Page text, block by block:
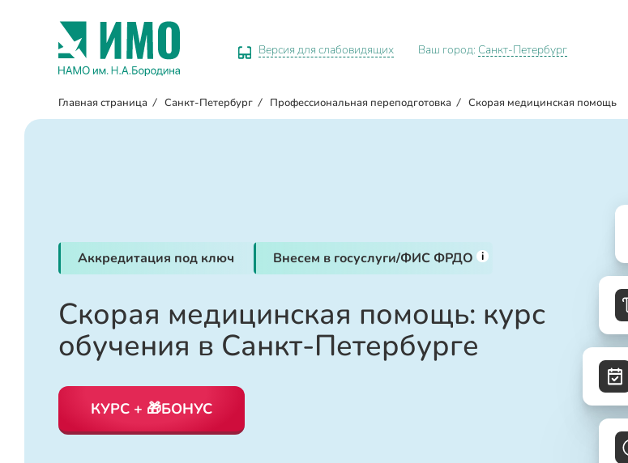
Версия для слабовидящих Ваш город: Санкт-Петербург
Главная страница / Санкт-Петербург / Профессиональная переподготовка / Скорая медицинская помощь
Аккредитация под ключ Внесем в госуслуги/ФИС ФРДО i
Скорая медицинская помощь: курс
обучения в Санкт-Петербурге
КУРС + 🎁БОНУС